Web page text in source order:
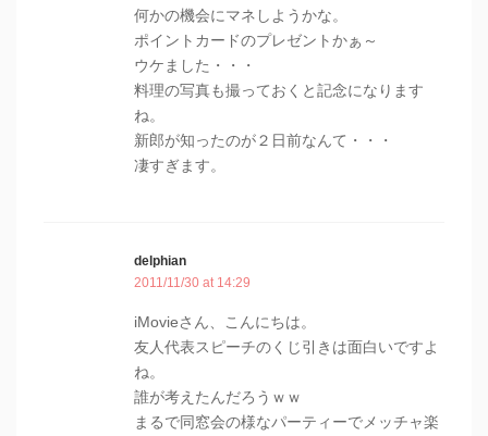
何かの機会にマネしようかな。
ポイントカードのプレゼントかぁ～
ウケました・・・
料理の写真も撮っておくと記念になります
ね。
新郎が知ったのが２日前なんて・・・
凄すぎます。
delphian
2011/11/30 at 14:29
iMovieさん、こんにちは。
友人代表スピーチのくじ引きは面白いですよ
ね。
誰が考えたんだろうｗｗ
まるで同窓会の様なパーティーでメッチャ楽